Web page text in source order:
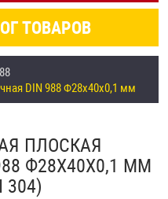
ТОВАРОВ
инструмент
DIN 988 Ф28х40х0,1 мм
ПЛОСКАЯ
Ф28Х40Х0,1 ММ
304)